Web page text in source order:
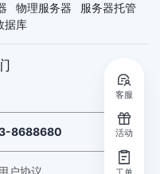
物理服务器
服务器托管
据库
8688680
用户协议
客服
活动